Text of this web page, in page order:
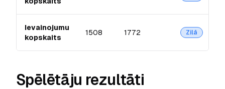
Ievainojumu
kopskaits
1508 1772 Zilā
Spēlētāju rezultāti